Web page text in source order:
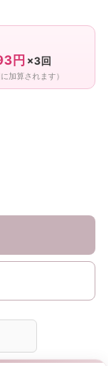
円 ×3回
加算されます）